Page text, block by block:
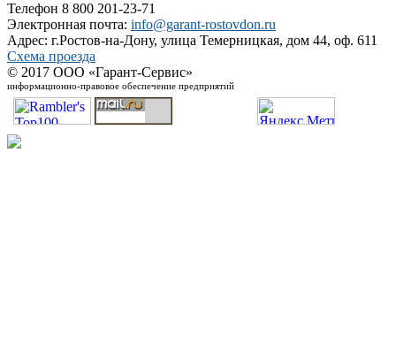
Телефон 8 800 201-23-71
Электронная почта: info@garant-rostovdon.ru
Адрес: г.Ростов-на-Дону, улица Темерницкая, дом 44, оф. 611
Схема проезда
© 2017 ООО «Гарант-Сервис»
информационно-правовое обеспечение предприятий